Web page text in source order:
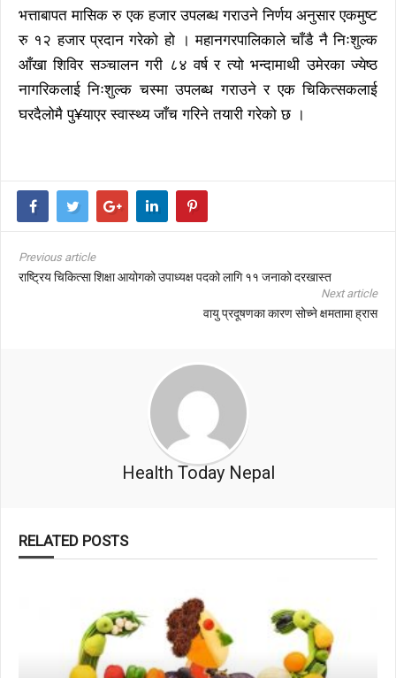
भत्ताबापत मासिक रु एक हजार उपलब्ध गराउने निर्णय अनुसार एकमुष्ट
रु १२ हजार प्रदान गरेको हो । महानगरपालिकाले चाँडै नै निःशुल्क
आँखा शिविर सञ्चालन गरी ८४ वर्ष र त्यो भन्दामाथी उमेरका ज्येष्ठ
नागरिकलाई निःशुल्क चस्मा उपलब्ध गराउने र एक चिकित्सकलाई
घरदैलोमै पु¥याएर स्वास्थ्य जाँच गरिने तयारी गरेको छ ।
Previous article
राष्ट्रिय चिकित्सा शिक्षा आयोगको उपाध्यक्ष पदको लागि ११ जनाको दरखास्त
Next article
वायु प्रदूषणका कारण सोच्ने क्षमतामा ह्रास
Health Today Nepal
RELATED POSTS